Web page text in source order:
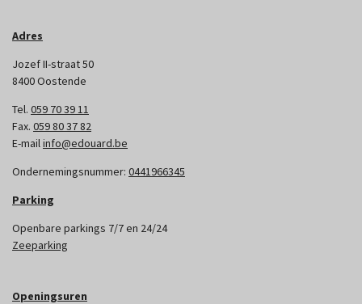
Adres
Jozef II-straat 50
8400 Oostende
Tel. 059 70 39 11
Fax. 059 80 37 82
E-mailinfo@edouard.be
Ondernemingsnummer: 0441966345
Parking
Openbare parkings 7/7 en 24/24
Zeeparking
Openingsuren